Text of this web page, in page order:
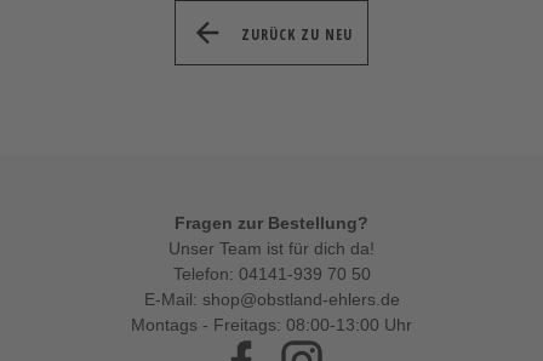
ZURÜCK ZU NEU
Fragen zur Bestellung?
Unser Team ist für dich da!
Telefon: 04141-939 70 50
E-Mail: shop@obstland-ehlers.de
Montags - Freitags: 08:00-13:00 Uhr
Facebook